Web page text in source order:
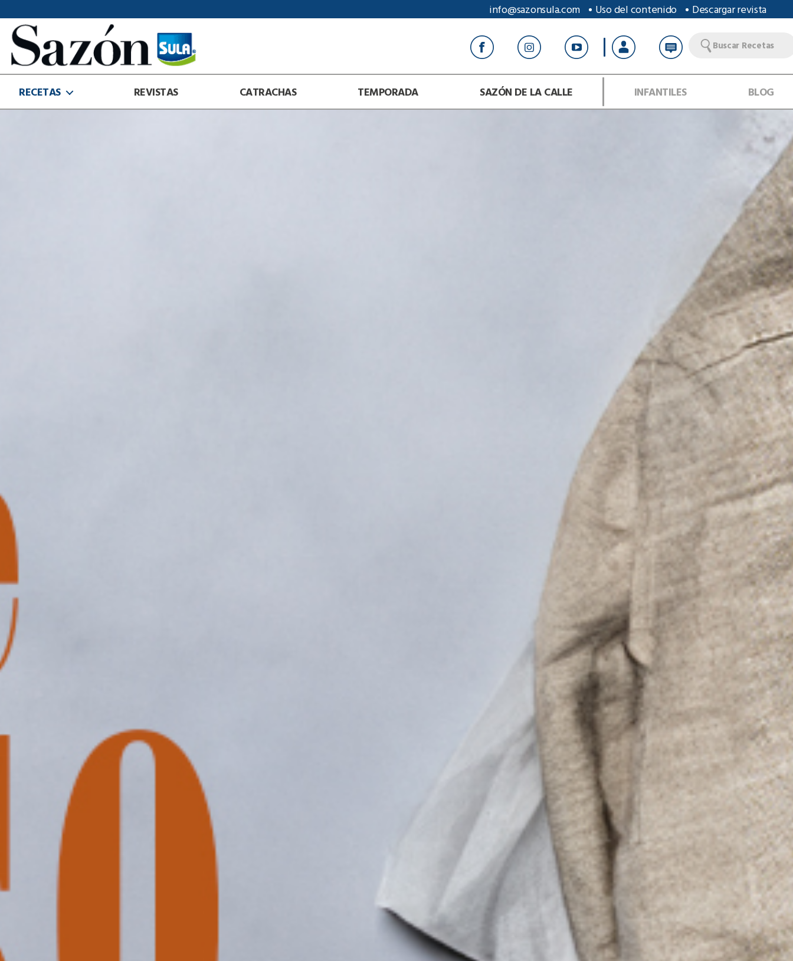
info@sazonsula.com Uso del contenido Descargar revista
Sazón
Sula
Buscar Recetas
RECETAS REVISTAS CATRACHAS TEMPORADA SAZÓN DE LA CALLE INFANTILES BLOG